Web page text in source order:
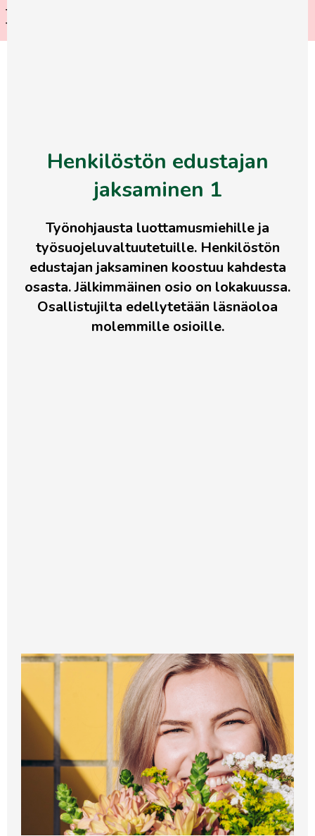
Tule mukaan jäsenristeilylle
Tukholmaan!
Henkilöstön edustajan
jaksaminen 1
Työnohjausta luottamusmiehille ja
työsuojeluvaltuutetuille. Henkilöstön
edustajan jaksaminen koostuu kahdesta
osasta. Jälkimmäinen osio on lokakuussa.
Osallistujilta edellytetään läsnäoloa
molemmille osioille.